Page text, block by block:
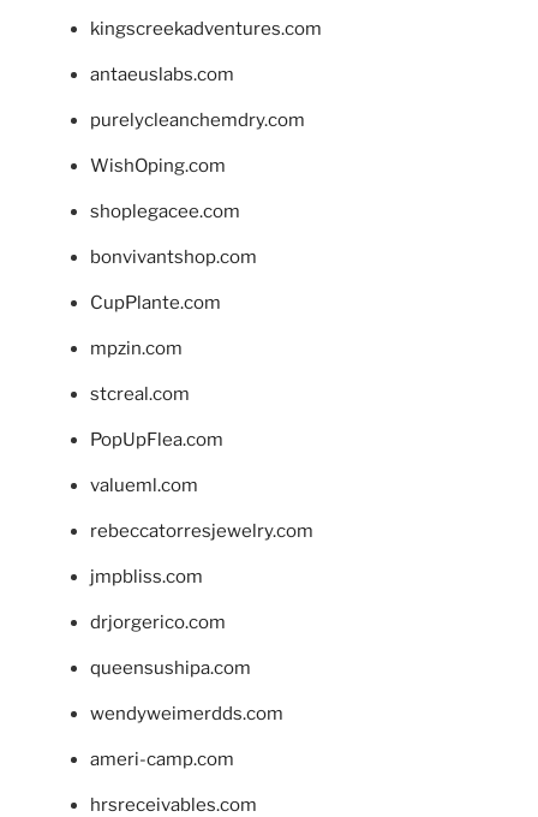
kingscreekadventures.com
antaeuslabs.com
purelycleanchemdry.com
WishOping.com
shoplegacee.com
bonvivantshop.com
CupPlante.com
mpzin.com
stcreal.com
PopUpFlea.com
valueml.com
rebeccatorresjewelry.com
jmpbliss.com
drjorgerico.com
queensushipa.com
wendyweimerdds.com
ameri-camp.com
hrsreceivables.com